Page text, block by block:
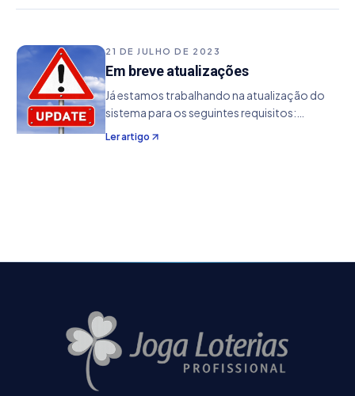
21 DE JULHO DE 2023
Em breve atualizações
Já estamos trabalhando na atualização do
sistema para os seguintes requisitos:
Atualização de valores: referente a mudança
de valores que ocorreu nos jogos da CEF.
Ler artigo